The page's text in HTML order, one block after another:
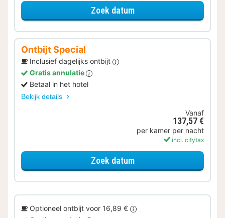
Zoek datumvoor Op de fiets
Ontbijt Special
Inclusief dagelijks ontbijt
Gratis annulatie
Betaal in het hotel
Bekijk details
Vanaf
137,57 €
per kamer per nacht
incl. citytax
Zoek datumvoor Ontbijt Special
Optioneel ontbijt voor 16,89 €